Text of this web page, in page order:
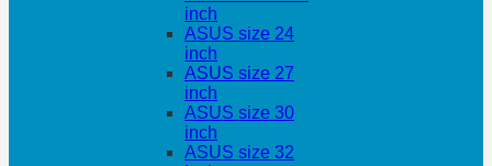
inch
ASUS size 24
inch
ASUS size 27
inch
ASUS size 30
inch
ASUS size 32